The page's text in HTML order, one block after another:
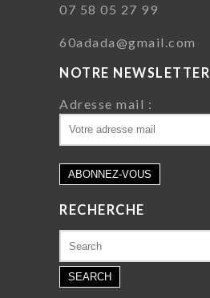
07 58 05 27 99
60adada@gmail.com
NOTRE NEWSLETTER
Adresse mail :
RECHERCHE
for: